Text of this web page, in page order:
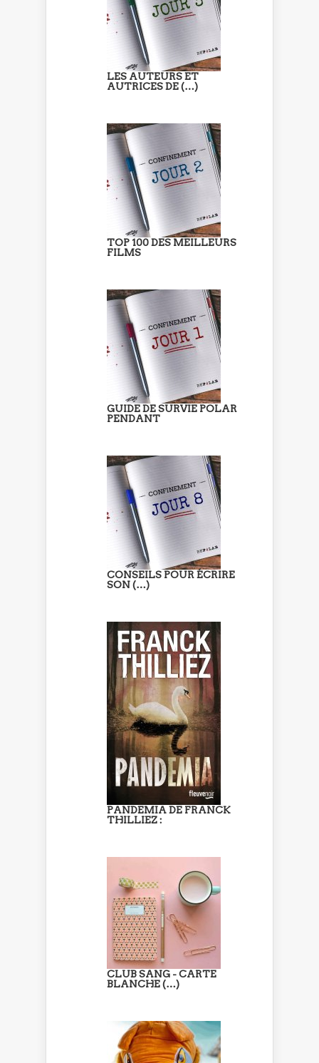
LES AUTEURS ET
AUTRICES DE (…)
TOP 100 DES MEILLEURS
FILMS
GUIDE DE SURVIE POLAR
PENDANT
CONSEILS POUR ÉCRIRE
SON (…)
PANDEMIA DE FRANCK
THILLIEZ :
CLUB SANG - CARTE
BLANCHE (…)